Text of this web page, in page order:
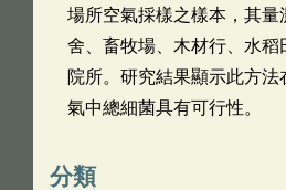
場所空氣採樣之樣本，其量
舍、畜牧場、木材行、水稻
院所。研究結果顯示此方法
氣中總細菌具有可行性。
分類